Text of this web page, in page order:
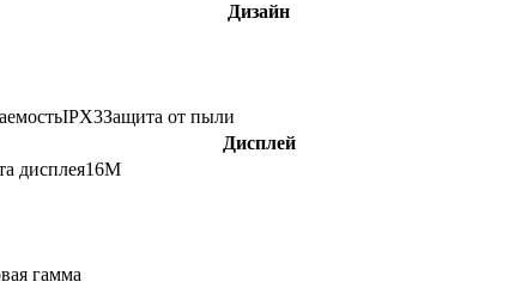
Дизайн
IPX3Защита от пыли
Дисплей
дисплея16M
гамма